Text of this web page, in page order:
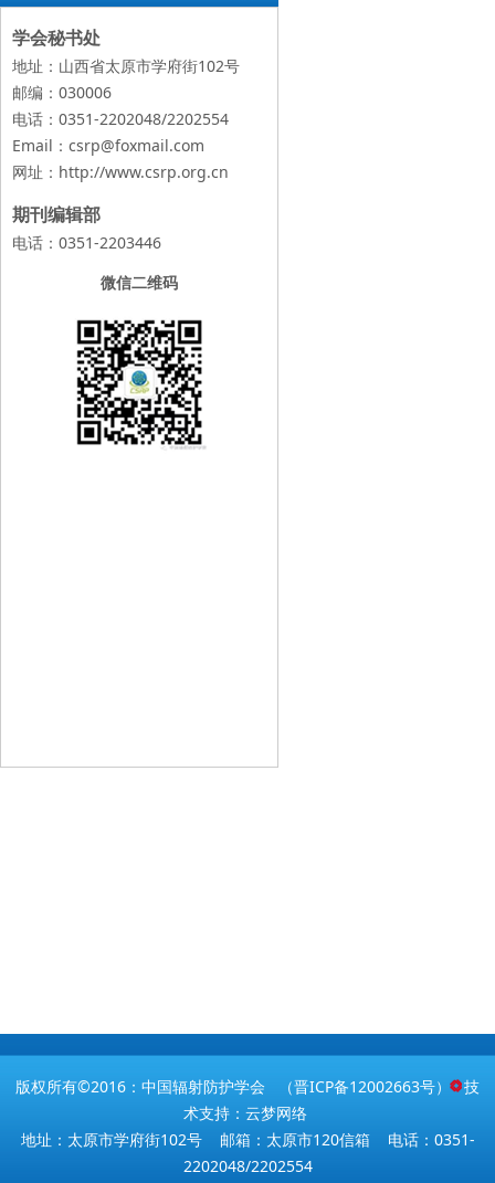
学会秘书处
地址：山西省太原市学府街102号
邮编：030006
电话：0351-2202048/2202554
Email：csrp@foxmail.com
网址： http://www.csrp.org.cn
期刊编辑部
电话：0351-2203446
微信二维码
版权所有©2016：中国辐射防护学会 （晋ICP备12002663号） 技
术支持：云梦网络
地址：太原市学府街102号 邮箱：太原市120信箱 电话：0351-
2202048/2202554